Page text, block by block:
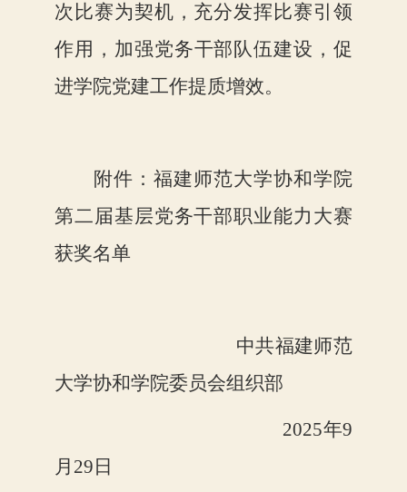
次比赛为契机，充分发挥比赛引领
作用， 加强党务干部队伍建设 ， 促
进学院党建工作提质增效。
附件：福建师范大学协和学院
第二届基层党务干部职业能力大赛
获奖名单
中共福建师范
大学协和学院委员会组织部
2025年9
月 29 日